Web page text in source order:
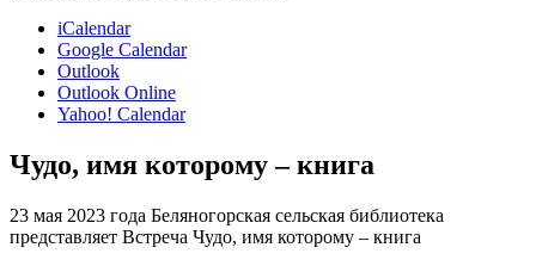
iCalendar
Google Calendar
Outlook
Outlook Online
Yahoo! Calendar
Чудо, имя которому – книга
23 мая 2023 года Беляногорская сельская библиотека
представляет Встреча Чудо, имя которому – книга